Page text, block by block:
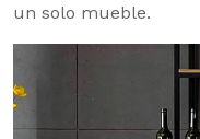
un solo mueble.